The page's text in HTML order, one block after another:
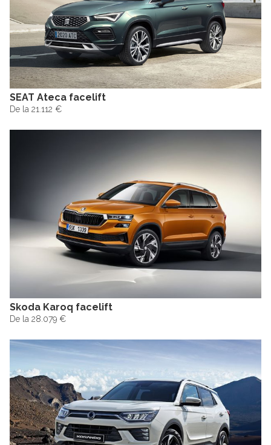
SEAT Ateca facelift
De la 21.112 €
Skoda Karoq facelift
De la 28.079 €